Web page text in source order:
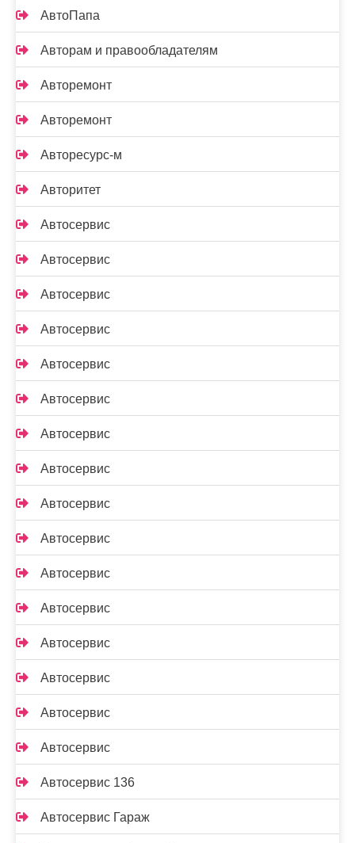
АвтоПапа
Авторам и правообладателям
Авторемонт
Авторемонт
Авторесурс-м
Авторитет
Автосервис
Автосервис
Автосервис
Автосервис
Автосервис
Автосервис
Автосервис
Автосервис
Автосервис
Автосервис
Автосервис
Автосервис
Автосервис
Автосервис
Автосервис
Автосервис
Автосервис 136
Автосервис Гараж